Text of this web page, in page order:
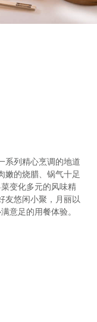
系列精心烹调的地道
嫩的烧腊、锅气十足
变化多元的风味精
友悠闲小聚，月丽以
意足的用餐体验。